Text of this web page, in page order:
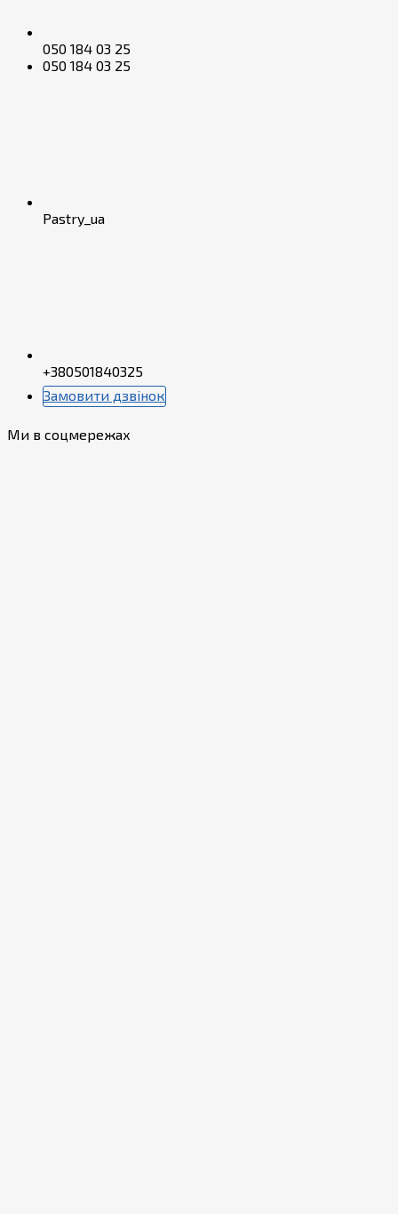
050 184 03 25
050 184 03 25
Pastry_ua
+380501840325
Замовити дзвінок
Ми в соцмережах